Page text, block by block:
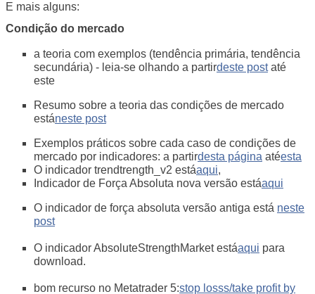
E mais alguns:
Condição do mercado
a teoria com exemplos (tendência primária, tendência
secundária) - leia-se olhando a partirdeste postaté
este
Resumo sobre a teoria das condições de mercado
estáneste post
Exemplos práticos sobre cada caso de condições de
mercado por indicadores: a partirdesta página atéesta
O indicador trendtrength_v2 estáaqui,
Indicador de Força Absoluta nova versão estáaqui
O indicador de força absoluta versão antiga está neste
post
O indicador AbsoluteStrengthMarket estáaqui para
download.
bom recurso no Metatrader 5:stop losss/take profit by